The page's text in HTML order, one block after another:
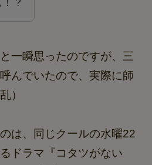
？
一瞬思ったのですが、三
んでいたので、実際に師
）
は、同じクールの水曜22
ドラマ『コタツがない